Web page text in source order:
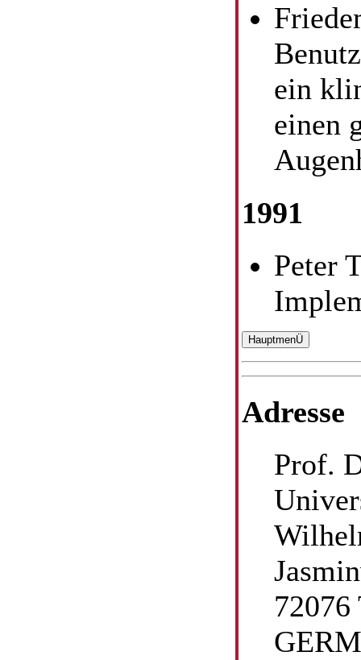
ein
einen
1991
Peter
Adresse
Prof.
72076